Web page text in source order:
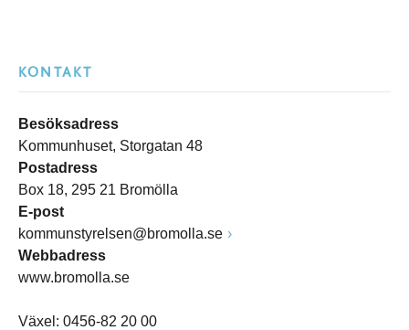
KONTAKT
Besöksadress
Kommunhuset, Storgatan 48
Postadress
Box 18, 295 21 Bromölla
E-post
kommunstyrelsen@bromolla.se
Webbadress
www.bromolla.se
Växel: 0456-82 20 00